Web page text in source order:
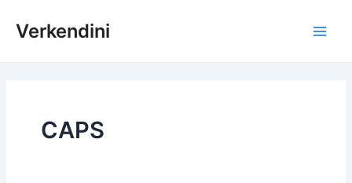
atlaVerkendini
CAPS